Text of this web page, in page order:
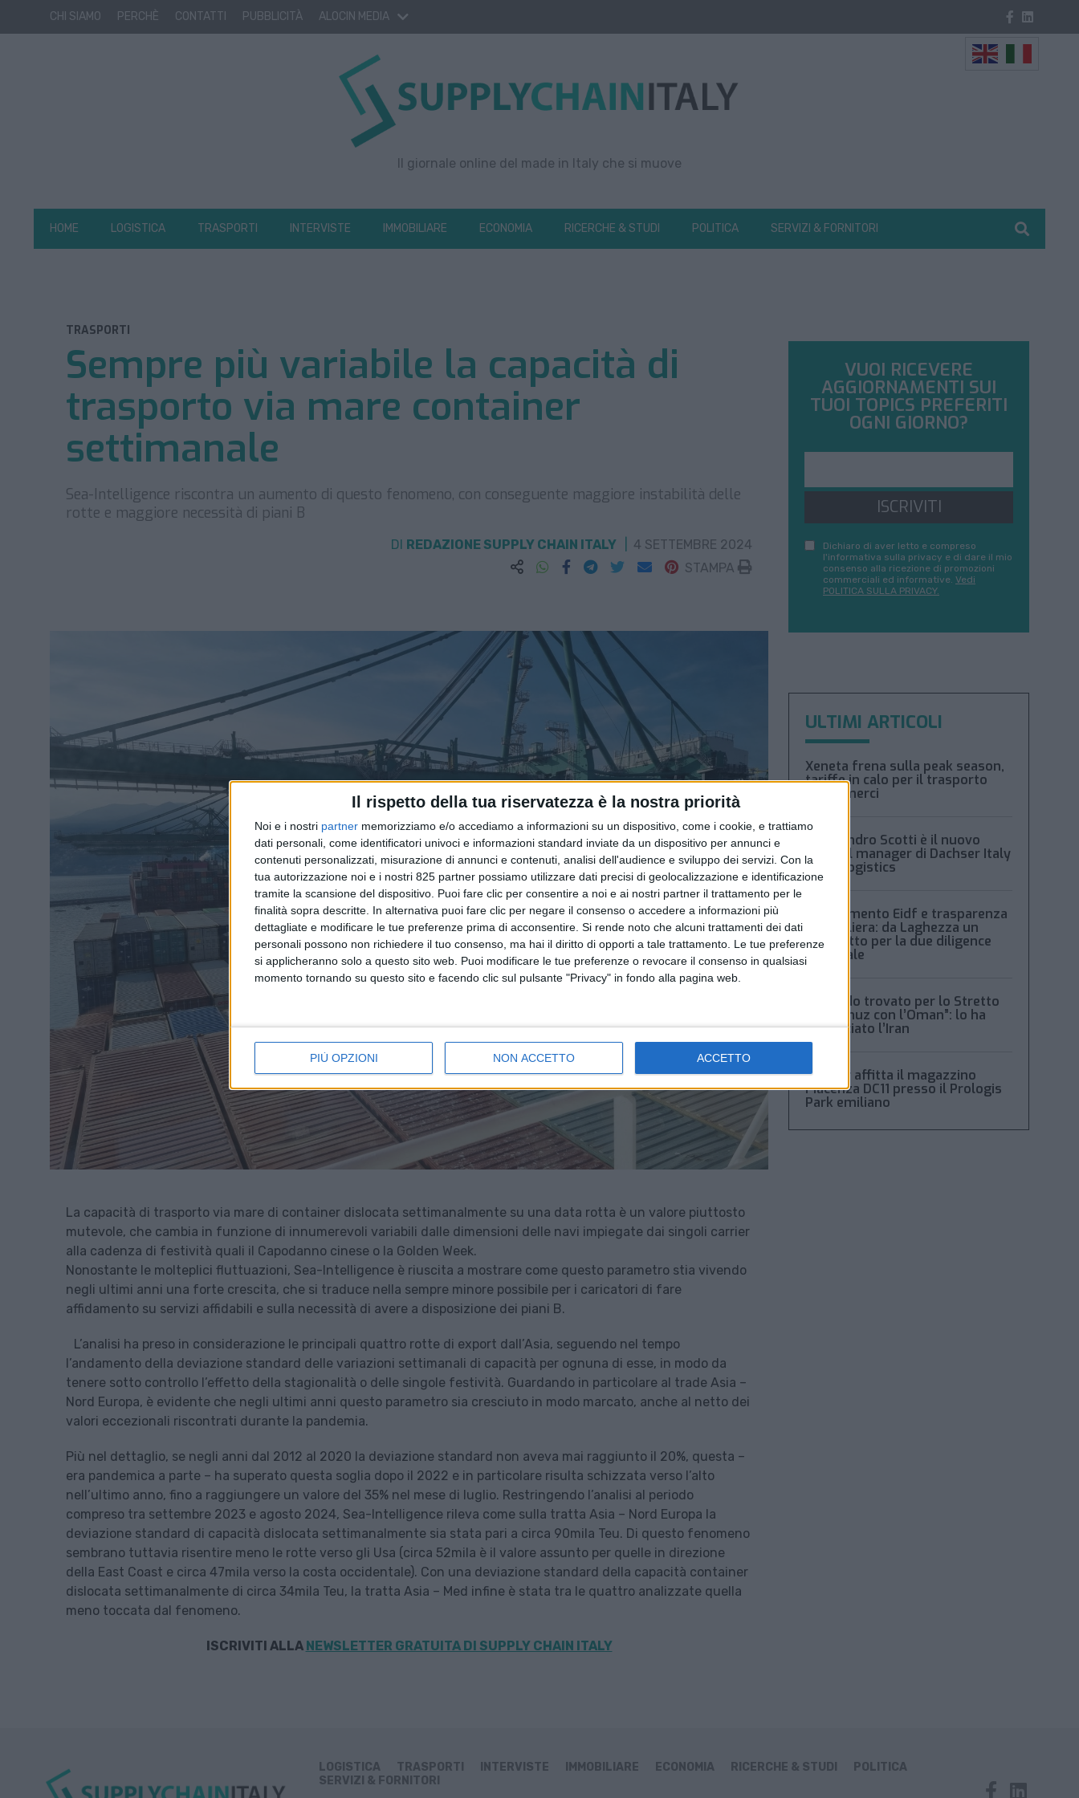
Il rispetto della tua riservatezza è la nostra priorità
Noi e i nostri partner memorizziamo e/o accediamo a informazioni su un dispositivo, come i cookie, e trattiamo
dati personali, come identificatori univoci e informazioni standard inviate da un dispositivo per annunci e
contenuti personalizzati, misurazione di annunci e contenuti, analisi dell'audience e sviluppo dei servizi. Con la
tua autorizzazione noi e i nostri 825 partner possiamo utilizzare dati precisi di geolocalizzazione e identificazione
tramite la scansione del dispositivo. Puoi fare clic per consentire a noi e ai nostri partner il trattamento per le
finalità sopra descritte. In alternativa puoi fare clic per negare il consenso o accedere a informazioni più
dettagliate e modificare le tue preferenze prima di acconsentire. Si rende noto che alcuni trattamenti dei dati
personali possono non richiedere il tuo consenso, ma hai il diritto di opporti a tale trattamento. Le tue preferenze
si applicheranno solo a questo sito web. Puoi modificare le tue preferenze o revocare il consenso in qualsiasi
momento tornando su questo sito e facendo clic sul pulsante "Privacy" in fondo alla pagina web.
PIÙ OPZIONI NON ACCETTO ACCETTO
CHI SIAMO PERCHÈ CONTATTI PUBBLICITÀ ALOCIN MEDIA
Il giornale online del made in Italy che si muove
HOME LOGISTICA TRASPORTI INTERVISTE IMMOBILIARE ECONOMIA RICERCHE & STUDI POLITICA SERVIZI & FORNITORI
TRASPORTI
Sempre più variabile la capacità di
trasporto via mare container
settimanale
Sea-Intelligence riscontra un aumento di questo fenomeno, con conseguente maggiore instabilità delle
rotte e maggiore necessità di piani B
DI REDAZIONE SUPPLY CHAIN ITALY
4 SETTEMBRE 2024
STAMPA
La capacità di trasporto via mare di container dislocata settimanalmente su una data rotta è un valore piuttosto
mutevole, che cambia in funzione di innumerevoli variabili dalle dimensioni delle navi impiegate dai singoli carrier
alla cadenza di festività quali il Capodanno cinese o la Golden Week.
Nonostante le molteplici fluttuazioni, Sea-Intelligence è riuscita a mostrare come questo parametro stia vivendo
negli ultimi anni una forte crescita, che si traduce nella sempre minore possibile per i caricatori di fare
affidamento su servizi affidabili e sulla necessità di avere a disposizione dei piani B.
L’analisi ha preso in considerazione le principali quattro rotte di export dall’Asia, seguendo nel tempo
l’andamento della deviazione standard delle variazioni settimanali di capacità per ognuna di esse, in modo da
tenere sotto controllo l’effetto della stagionalità o delle singole festività. Guardando in particolare al trade Asia –
Nord Europa, è evidente che negli ultimi anni questo parametro sia cresciuto in modo marcato, anche al netto dei
valori eccezionali riscontrati durante la pandemia.
Più nel dettaglio, se negli anni dal 2012 al 2020 la deviazione standard non aveva mai raggiunto il 20%, questa –
era pandemica a parte – ha superato questa soglia dopo il 2022 e in particolare risulta schizzata verso l’alto
nell’ultimo anno, fino a raggiungere un valore del 35% nel mese di luglio. Restringendo l’analisi al periodo
compreso tra settembre 2023 e agosto 2024, Sea-Intelligence rileva come sulla tratta Asia – Nord Europa la
deviazione standard di capacità dislocata settimanalmente sia stata pari a circa 90mila Teu. Di questo fenomeno
sembrano tuttavia risentire meno le rotte verso gli Usa (circa 52mila è il valore assunto per quelle in direzione
della East Coast e circa 47mila verso la costa occidentale). Con una deviazione standard della capacità container
dislocata settimanalmente di circa 34mila Teu, la tratta Asia – Med infine è stata tra le quattro analizzate quella
meno toccata dal fenomeno.
ISCRIVITI ALLA NEWSLETTER GRATUITA DI SUPPLY CHAIN ITALY
VUOI RICEVERE
AGGIORNAMENTI SUI
TUOI TOPICS PREFERITI
OGNI GIORNO?
ISCRIVITI
Dichiaro di aver letto e compreso
l'informativa sulla privacy e di dare il mio
consenso alla ricezione di promozioni
commerciali ed informative. Vedi
POLITICA SULLA PRIVACY.
ULTIMI ARTICOLI
Xeneta frena sulla peak season,
tariffe in calo per il trasporto
aereo merci
Alessandro Scotti è il nuovo
general manager di Dachser Italy
Food Logistics
Regolamento Eidf e trasparenza
della filiera: da Laghezza un
pacchetto per la due diligence
aziendale
“Accordo trovato per lo Stretto
di Hormuz con l’Oman”: lo ha
annunciato l’Iran
Condor affitta il magazzino
Piacenza DC11 presso il Prologis
Park emiliano
LOGISTICA TRASPORTI INTERVISTE IMMOBILIARE ECONOMIA RICERCHE & STUDI
POLITICA
SERVIZI & FORNITORI